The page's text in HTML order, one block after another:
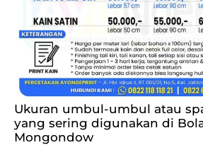
Ukuran umbul-umbul atau
yang sering digunakan di
Mongondow